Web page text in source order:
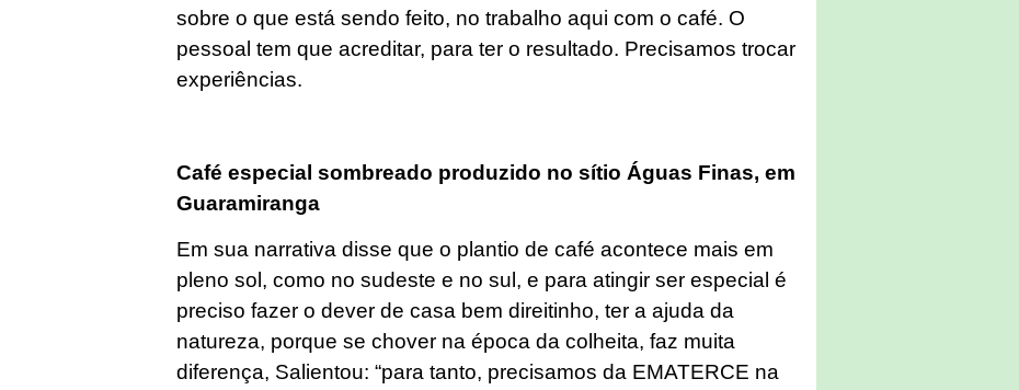
sobre o que está sendo feito, no trabalho aqui com o café. O
pessoal tem que acreditar, para ter o resultado. Precisamos trocar
experiências.
Café especial sombreado produzido no sítio Águas Finas, em
Guaramiranga
Em sua narrativa disse que o plantio de café acontece mais em
pleno sol, como no sudeste e no sul, e para atingir ser especial é
preciso fazer o dever de casa bem direitinho, ter a ajuda da
natureza, porque se chover na época da colheita, faz muita
diferença, Salientou: “para tanto, precisamos da EMATERCE na